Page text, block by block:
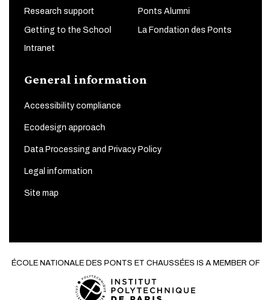
Research support Ponts Alumni
Getting to the School La Fondation des Ponts
Intranet
General information
Accessibility compliance
Ecodesign approach
Data Processing and Privacy Policy
Legal information
Site map
ÉCOLE NATIONALE DES PONTS ET CHAUSSÉES IS A MEMBER OF